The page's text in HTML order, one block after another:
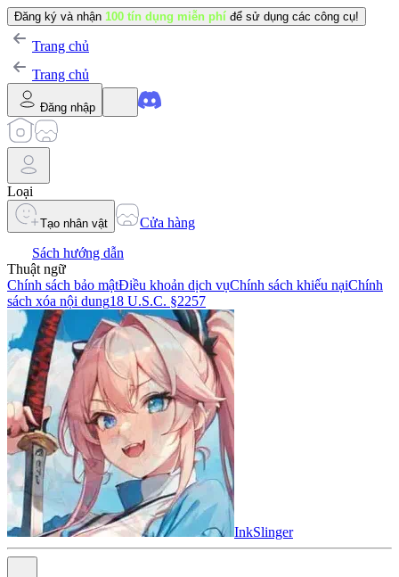
Đăng ký và nhận 100 tín dụng miễn phí để sử dụng các công cụ!
Trang chủ
Trang chủ
Đăng nhập
Loại
Tạo nhân vật
Cửa hàng
Sách hướng dẫn
Thuật ngữ
Chính sách bảo mậtĐiều khoản dịch vụChính sách khiếu nạiChính
sách xóa nội dung18 U.S.C. §2257
InkSlinger